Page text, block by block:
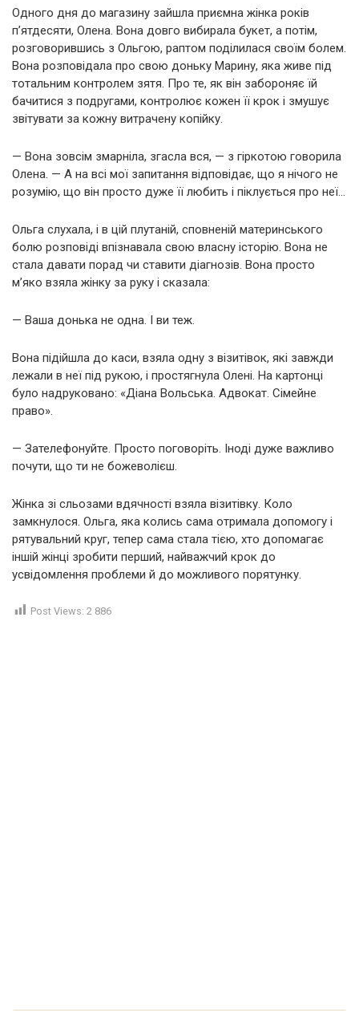
Одного дня до магазину зайшла приємна жінка років
п’ятдесяти, Олена. Вона довго вибирала букет, а потім,
розговорившись з Ольгою, раптом поділилася своїм болем.
Вона розповідала про свою доньку Марину, яка живе під
тотальним контролем зятя. Про те, як він забороняє їй
бачитися з подругами, контролює кожен її крок і змушує
звітувати за кожну витрачену копійку.
— Вона зовсім змарніла, згасла вся, — з гіркотою говорила
Олена. — А на всі мої запитання відповідає, що я нічого не
розумію, що він просто дуже її любить і піклується про неї…
Ольга слухала, і в цій плутаній, сповненій материнського
болю розповіді впізнавала свою власну історію. Вона не
стала давати порад чи ставити діагнозів. Вона просто
м’яко взяла жінку за руку і сказала:
— Ваша донька не одна. І ви теж.
Вона підійшла до каси, взяла одну з візитівок, які завжди
лежали в неї під рукою, і простягнула Олені. На картонці
було надруковано: «Діана Вольська. Адвокат. Сімейне
право».
— Зателефонуйте. Просто поговоріть. Іноді дуже важливо
почути, що ти не божеволієш.
Жінка зі сльозами вдячності взяла візитівку. Коло
замкнулося. Ольга, яка колись сама отримала допомогу і
рятувальний круг, тепер сама стала тією, хто допомагає
іншій жінці зробити перший, найважчий крок до
усвідомлення проблеми й до можливого порятунку.
Post Views: 2 886